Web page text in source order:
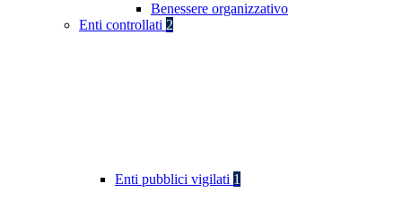
Benessere organizzativo
Enti controllati 2
Enti pubblici vigilati 1